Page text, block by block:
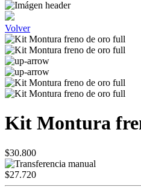
Volver
Kit Montura
$30.800
$27.720